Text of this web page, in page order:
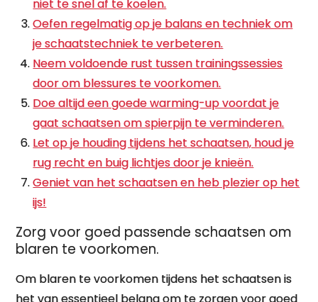
niet te snel af te koelen.
Oefen regelmatig op je balans en techniek om
je schaatstechniek te verbeteren.
Neem voldoende rust tussen trainingssessies
door om blessures te voorkomen.
Doe altijd een goede warming-up voordat je
gaat schaatsen om spierpijn te verminderen.
Let op je houding tijdens het schaatsen, houd je
rug recht en buig lichtjes door je knieën.
Geniet van het schaatsen en heb plezier op het
ijs!
Zorg voor goed passende schaatsen om
blaren te voorkomen.
Om blaren te voorkomen tijdens het schaatsen is